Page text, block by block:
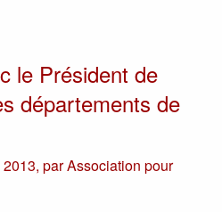
le Président de
départements de
, parAssociation pour